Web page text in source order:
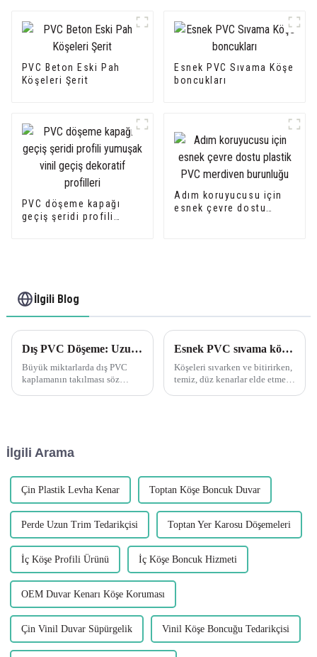
PVC Beton Eski Pah
Köşeleri Şerit
Esnek PVC Sıvama Köşe
boncukları
PVC döşeme kapağı
geçiş şeridi profili
Adım koruyucusu için
esnek çevre dostu
İlgili Blog
Dış PVC Döşeme: Uzun Çalışmaları Birleştirmek Herhangi bir yapıştırıcı veya bağlantı elemanı uygulamadan önce iyi bir uyum sağlayıp sağlamadığınızı görmek için parçalarınızı kuru olarak oturtmak her zaman iyi bir fikirdir.
Büyük miktarlarda dış PVC
kaplamanın takılması söz
ayırmak önemlidir. Parçaların
tasarruf sağlar...
Esnek PVC sıvama köşe çıtalarının çok yönlülüğü
Köşeleri sıvarken ve bitirirken,
temiz, düz kenarlar elde etmek
İlgili Arama
Çin Plastik Levha Kenar Toptan Köşe Boncuk Duvar
Perde Uzun Trim Tedarikçisi Toptan Yer Karosu Döşemeleri
İç Köşe Profili Ürünü İç Köşe Boncuk Hizmeti
OEM Duvar Kenarı Köşe Koruması
Çin Vinil Duvar Süpürgelik Vinil Köşe Boncuğu Tedarikçisi